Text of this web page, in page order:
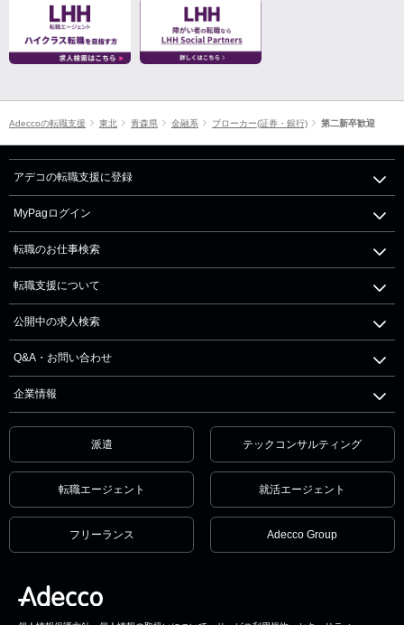
Adeccoの転職支援 東北 青森県 金融系 ブローカー(証券・銀行) 第二新卒歓迎
アデコの転職支援に登録
MyPagログイン
転職のお仕事検索
転職支援について
公開中の求人検索
Q&A・お問い合わせ
企業情報
派遣 テックコンサルティング
転職エージェント 就活エージェント
フリーランス Adecco Group